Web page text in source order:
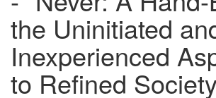
the Uninitiated
Inexperienced
to Refined